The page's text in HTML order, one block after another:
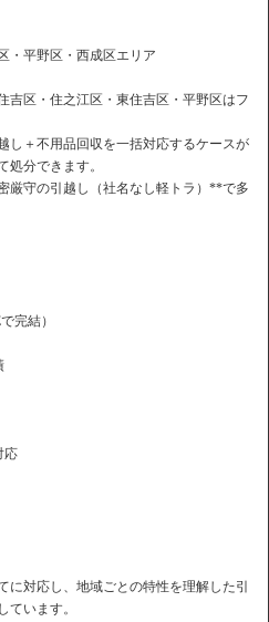
・平野区・西成区エリア
吉区・住之江区・東住吉区・平野区はフ
し＋不用品回収を一括対応するケースが
処分できます。
厳守の引越し（社名なし軽トラ）**で多
完結）
応
に対応し、地域ごとの特性を理解した引
ています。